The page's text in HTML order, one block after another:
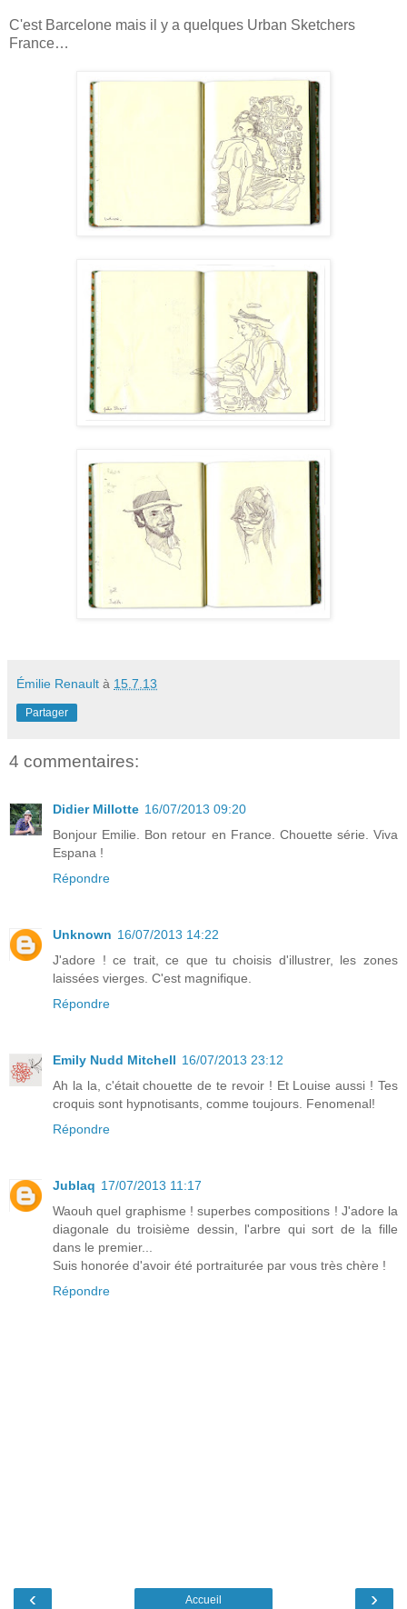
C'est Barcelone mais il y a quelques Urban Sketchers
France…
Émilie Renault à 15.7.13
Partager
4 commentaires:
Didier Millotte 16/07/2013 09:20
Bonjour Emilie. Bon retour en France. Chouette série. Viva
Espana !
Répondre
Unknown 16/07/2013 14:22
J'adore ! ce trait, ce que tu choisis d'illustrer, les zones
laissées vierges. C'est magnifique.
Répondre
Emily Nudd Mitchell 16/07/2013 23:12
Ah la la, c'était chouette de te revoir ! Et Louise aussi ! Tes
croquis sont hypnotisants, comme toujours. Fenomenal!
Répondre
Jublaq 17/07/2013 11:17
Waouh quel graphisme ! superbes compositions ! J'adore la
diagonale du troisième dessin, l'arbre qui sort de la fille
dans le premier...
Suis honorée d'avoir été portraiturée par vous très chère !
Répondre
‹ ›
Accueil